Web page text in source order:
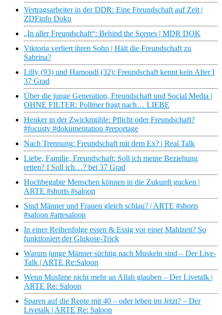
Vertragsarbeiter in der DDR: Eine Freundschaft auf Zeit |
ZDFinfo Doku
„In aller Freundschaft“: Behind the Scenes | MDR DOK
Viktoria verliert ihren Sohn | Hält die Freundschaft zu
Sabrina?
Lilly (93) und Hamoudi (32): Freundschaft kennt kein Alter I
37 Grad
Über die junge Generation, Freundschaft und Social Media |
OHNE FILTER: Pollmer fragt nach… LIEBE
Henker in der Zwickmühle: Pflicht oder Freundschaft?
#focustv #dokumentation #reportage
Nach Trennung: Freundschaft mit dem Ex? | Real Talk
Liebe, Familie, Freundschaft: Soll ich meine Beziehung
retten? I Soll ich…? bei 37 Grad
Hochbegabte Menschen können in die Zukunft gucken |
ARTE #shorts #saloon
Sind Männer und Frauen gleich schlau? | ARTE #shorts
#saloon #artesaloon
In einer Reihenfolge essen & Essig vor einer Mahlzeit? So
funktioniert der Glukose-Trick
Warum junge Männer süchtig nach Muskeln sind – Der Live-
Talk | ARTE Re:Saloon
Wenn Muslime nicht mehr an Allah glauben – Der Livetalk |
ARTE Re: Saloon
Sparen auf die Rente mit 40 – oder leben im Jetzt? – Der
Livetalk | ARTE Re: Saloon